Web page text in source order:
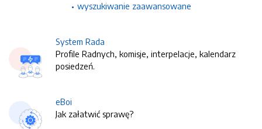
wyszukiwanie zaawansowane
System Rada
Profile Radnych, komisje, interpelacje, kalendarz
posiedzeń.
eBoi
Jak załatwić sprawę?